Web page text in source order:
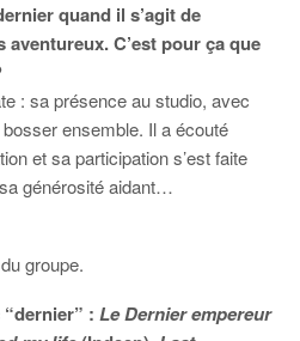
quand il s’agit de
C’est pour ça que
: sa présence au studio, avec
ensemble. Il a écouté
et sa participation s’est faite
générosité aidant…
groupe.
: Le Dernier empereur